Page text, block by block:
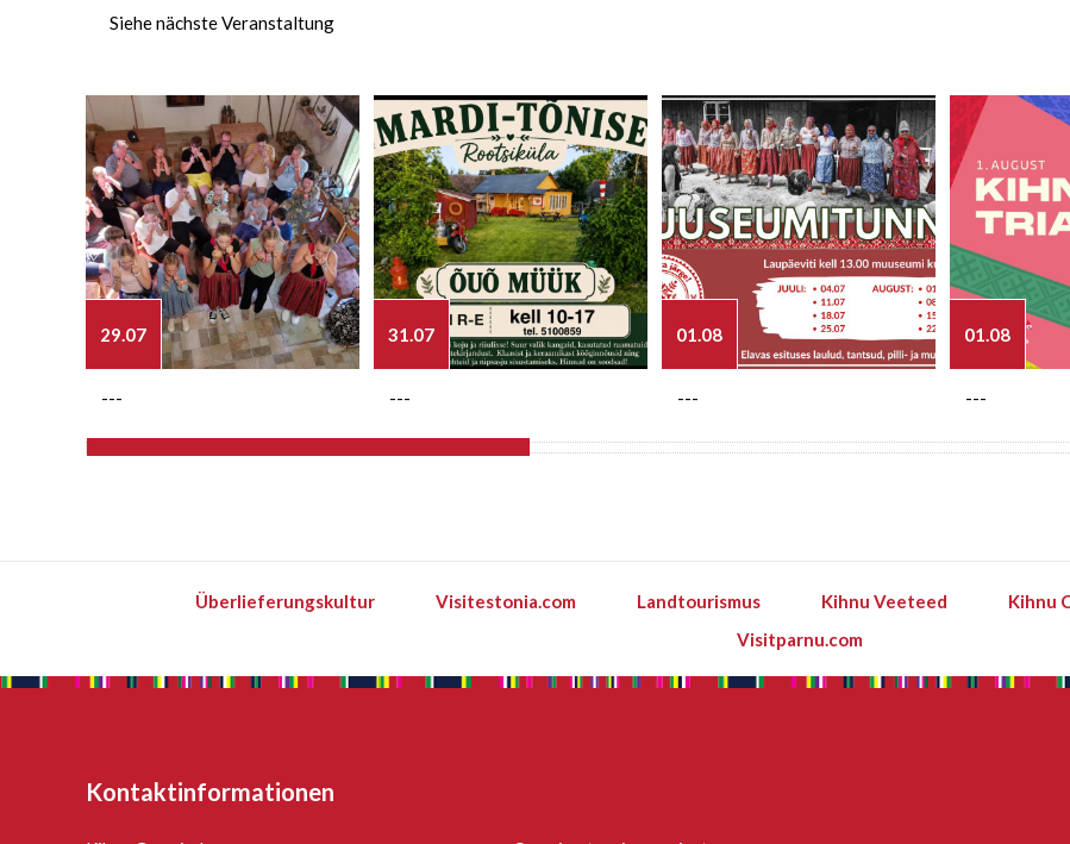
Siehe nächste Veranstaltung
29.07
---
31.07
---
01.08
---
01.08
---
Überlieferungskultur Visitestonia.com Landtourismus Kihnu Veeteed Kihnu
Visitparnu.com
Kontaktinformationen